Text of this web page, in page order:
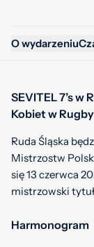
O wydarzeniu
SEVITEL 7’s w
Kobiet w
Ruda Śląska
Mistrzostw
się 13 czerwca
mistrzowski
Harmonogram